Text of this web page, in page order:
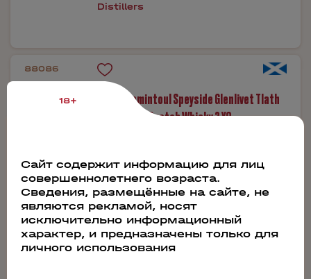
Distillers
88086
Виски Tomintoul Speyside Glenlivet Tlath
Single Malt Scotch Whisky 3 YO
0.7л
8 940 руб.
18+
Сайт содержит информацию для лиц
совершеннолетнего возраста.
Сведения, размещённые на сайте, не
являются рекламой, носят
исключительно информационный
характер, и предназначены только для
личного использования